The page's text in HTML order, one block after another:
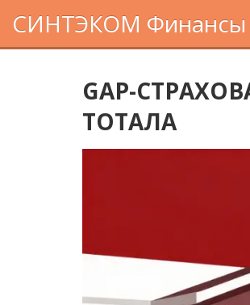
СИНТЭКОМ Финансы
GAP-
ТОТАЛА